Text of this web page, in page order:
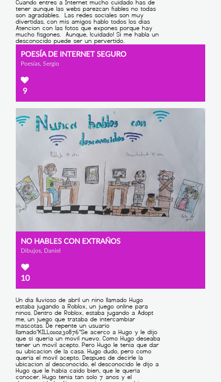
POESÍA DE INTERNET SEGURO
Poesías, Sergio
9
NO HABLES CON EXTRAÑOS
Dibujos, Daniel
10